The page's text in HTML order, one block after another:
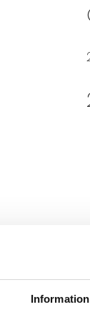
Information